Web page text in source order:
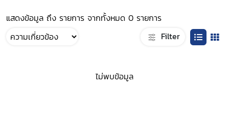
แสดงข้อมูล ถึง รายการ จากทั้งหมด 0 รายการ
Filter
ไม่พบข้อมูล